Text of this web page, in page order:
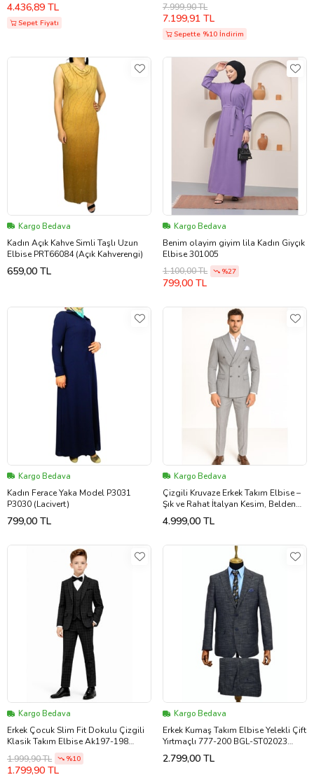
4.436,89 TL
Sepet Fiyatı
7.999,90 TL
7.199,91 TL
Sepette %10 İndirim
Kargo Bedava
Kadın Açık Kahve Simli Taşlı Uzun
Elbise PRT66084 (Açık Kahverengi)
659,00 TL
Kargo Bedava
Benim olayim giyim lila Kadın Giyçık
Elbise 301005
1.100,00 TL
%27
799,00 TL
Kargo Bedava
Kadın Ferace Yaka Model P3031
P3030 (Lacivert)
799,00 TL
Kargo Bedava
Çizgili Kruvaze Erkek Takım Elbise –
Şık ve Rahat İtalyan Kesim, Belden
Oturtmalı, Top Düğmeli (Açık Gri)
4.999,00 TL
Kargo Bedava
Erkek Çocuk Slim Fit Dokulu Çizgili
Klasik Takım Elbise Ak197-198
(Siyah)
1.999,90 TL %10
1.799,90 TL
Kargo Bedava
Erkek Kumaş Takım Elbise Yelekli Çift
Yırtmaçlı 777-200 BGL-ST02023
(Koyu Lacivert)
2.799,00 TL